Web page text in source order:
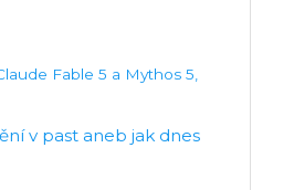
Fable 5 a Mythos 5,
v past aneb jak dnes